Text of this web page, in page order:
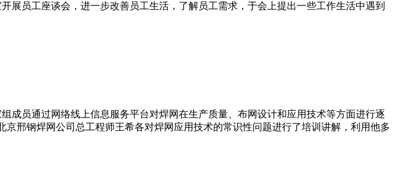
展员工座谈会，进一步改善员工生活，了解员工需求，于会上提出一些工作生活中遇到
成员通过网络线上信息服务平台对焊网在生产质量、布网设计和应用技术等方面进行逐
邢钢焊网公司总工程师王希各对焊网应用技术的常识性问题进行了培训讲解，利用他多